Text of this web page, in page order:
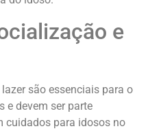
e
são essenciais para o
e devem ser parte
cuidados para idosos no